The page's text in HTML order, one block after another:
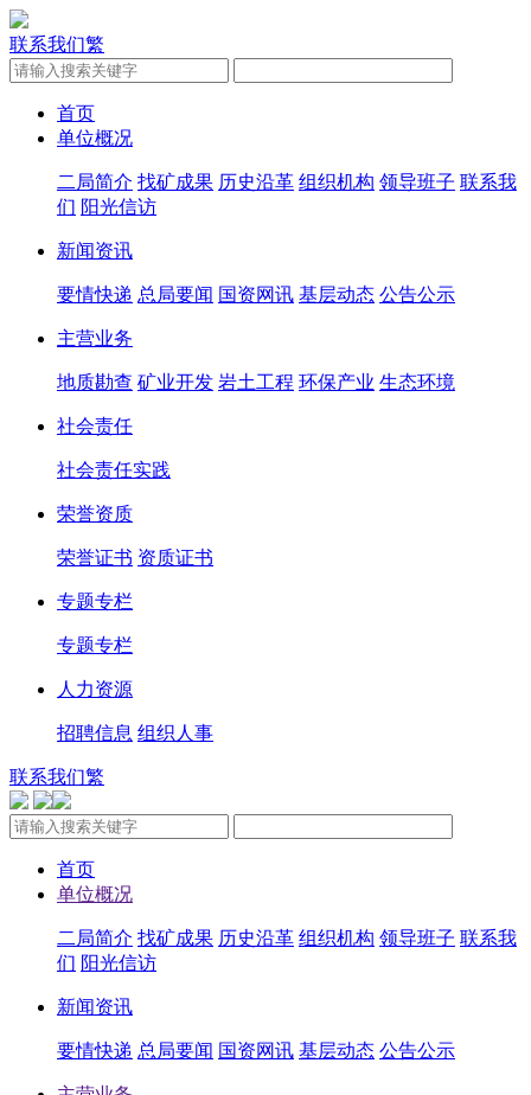
联系我们繁
首页
单位概况
二局简介 找矿成果 历史沿革 组织机构 领导班子 联系我
们 阳光信访
新闻资讯
要情快递 总局要闻 国资网讯 基层动态 公告公示
主营业务
地质勘查 矿业开发 岩土工程 环保产业 生态环境
社会责任
社会责任实践
荣誉资质
荣誉证书 资质证书
专题专栏
专题专栏
人力资源
招聘信息 组织人事
联系我们繁
首页
单位概况
二局简介 找矿成果 历史沿革 组织机构 领导班子 联系我
们 阳光信访
新闻资讯
要情快递 总局要闻 国资网讯 基层动态 公告公示